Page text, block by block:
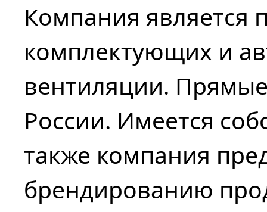
Компания
комплектующих и
вентиляции.
России. Имеется
также компания
брендированию